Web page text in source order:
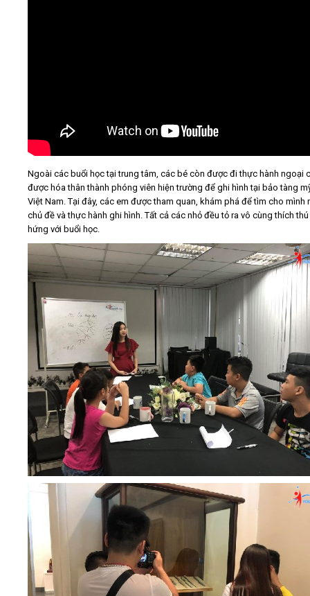
Ngoài các buổi học tại trung tâm, các bé còn được đi thực hành ngoại
được hóa thân thành phóng viên hiện trường để ghi hình tại bảo tàng
Việt Nam. Tại đây, các em được tham quan, khám phá để tìm cho mình
chủ đề và thực hành ghi hình. Tất cả các nhỏ đều tỏ ra vô cùng thích
hứng với buổi học.